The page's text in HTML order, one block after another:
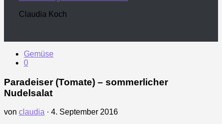
Claudia Koch
Gemüse
0
Paradeiser (Tomate) – sommerlicher
Nudelsalat
von claudia · 4. September 2016